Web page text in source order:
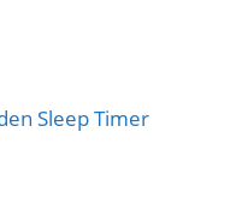
Sleep Timer